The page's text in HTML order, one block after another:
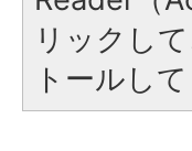
リックし
トールし